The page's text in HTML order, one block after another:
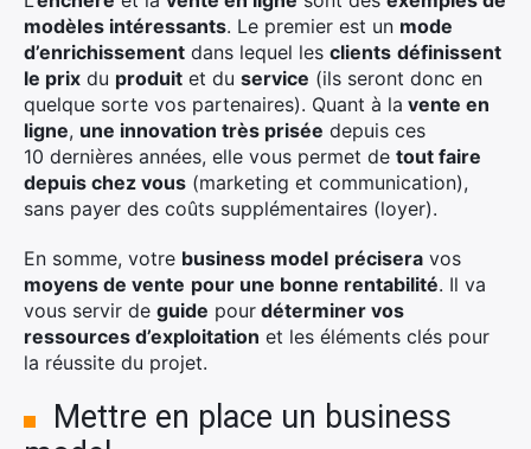
modèles intéressants. Le premier est un mode
d’enrichissement dans lequel les clients définissent
le prix du produit et du service (ils seront donc en
quelque sorte vos partenaires). Quant à la vente en
ligne, une innovation très prisée depuis ces
10 dernières années, elle vous permet de tout faire
depuis chez vous (marketing et communication),
sans payer des coûts supplémentaires (loyer).
En somme, votre business model précisera vos
moyens de vente pour une bonne rentabilité. Il va
vous servir de guide pour déterminer vos
ressources d’exploitation et les éléments clés pour
la réussite du projet.
Mettre en place un business